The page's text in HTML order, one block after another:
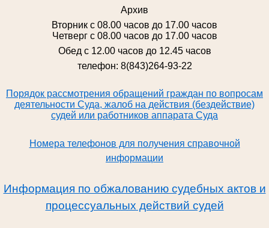
Архив
Вторник с 08.00 часов до 17.00 часов
Четверг с 08.00 часов до 17.00 часов
Обед с 12.00 часов до 12.45 часов
телефон: 8(843)264-93-22
Порядок рассмотрения обращений граждан по вопросам
деятельности Суда, жалоб на действия (бездействие)
судей или работников аппарата Суда
Номера телефонов для получения справочной
информации
Информация по обжалованию судебных актов и
процессуальных действий судей